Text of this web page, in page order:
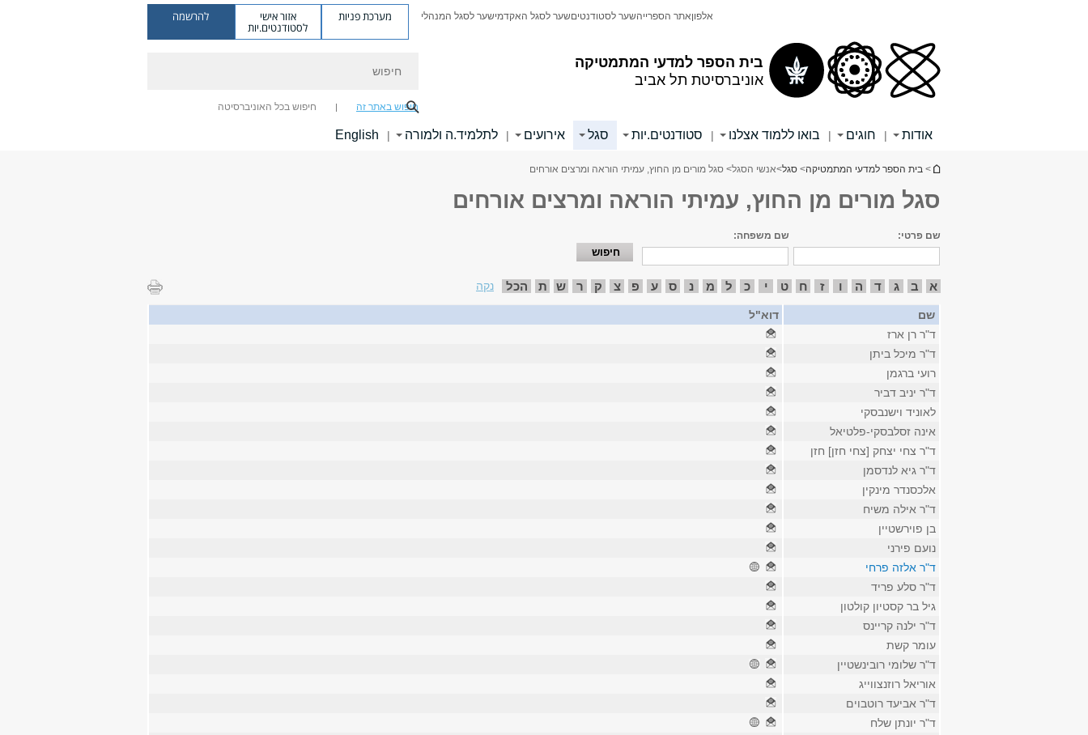
בית הספר למדעי המתמטיקה
אוניברסיטת תל אביב
אלפוןאתר הספרייהשער לסטודנטיםשער לסגל האקדמישער לסגל המנהלי מערכת פניות אזור אישי
לסטודנטים.יות
להרשמה
חיפוש באתר זה חיפוש בכל האוניברסיטה
אודות | חוגים | בואו ללמוד אצלנו | סטודנטים.יות סגל אירועים | לתלמיד.ה ולמורה |
English
הינך נמצא כאן
> בית הספר למדעי המתמטיקה> סגל>אנשי הסגל> סגל מורים מן החוץ, עמיתי הוראה ומרצים אורחים
סגל מורים מן החוץ, עמיתי הוראה ומרצים אורחים
שם פרטי: שם משפחה:
א ב ג ד ה ו ז ח ט י כ ל מ נ ס ע פ צ ק ר ש ת הכל נקה
שם
דוא"ל
ד"ר רן ארז
ד"ר מיכל ביתן
רועי ברגמן
ד"ר יניב דביר
לאוניד וישנבסקי
אינה זסלבסקי-פלטיאל
ד"ר צחי יצחק [צחי חזן] חזן
ד"ר גיא לנדסמן
אלכסנדר מינקין
ד"ר אילה משיח
בן פוירשטיין
נועם פירני
ד"ר אלזה פרחי
ד"ר סלע פריד
גיל בר קסטיון קולטון
ד"ר ילנה קריינס
עומר קשת
ד"ר שלומי רובינשטיין
אוריאל רוזנצווייג
ד"ר אביעד רוטבוים
ד"ר יונתן שלח